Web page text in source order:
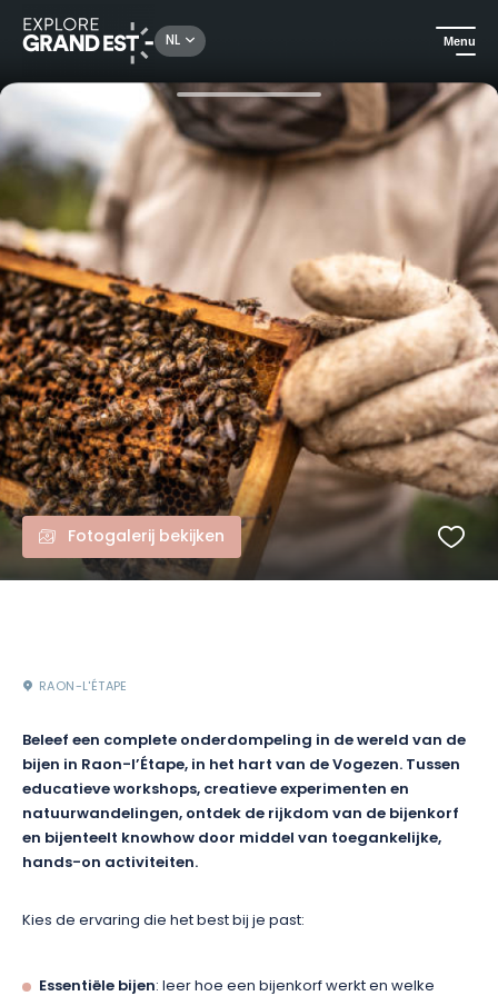
NL Menu
Kijk je ogen uit in de Grand Est Workshops bijenteelt: ontdek alle geheimen van bijen
Fotogalerij bekijken
RAON-L'ÉTAPE
Beleef een complete onderdompeling in de wereld van de
bijen in Raon-l’Étape, in het hart van de Vogezen. Tussen
educatieve workshops, creatieve experimenten en
natuurwandelingen, ontdek de rijkdom van de bijenkorf
en bijenteelt knowhow door middel van toegankelijke,
hands-on activiteiten.
Kies de ervaring die het best bij je past:
Essentiële bijen: leer hoe een bijenkorf werkt en welke